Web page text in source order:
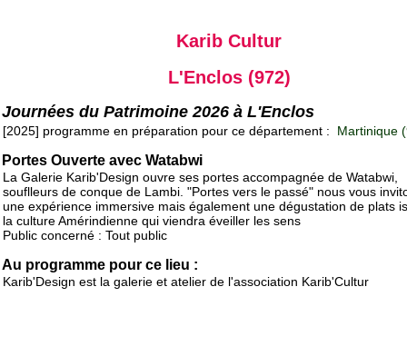
Karib Cultur
L'Enclos (972)
Journées du Patrimoine 2026 à L'Enclos
[2025] programme en préparation pour ce département : Martinique
Portes Ouverte avec Watabwi
La Galerie Karib'Design ouvre ses portes accompagnée de Watabwi,
souflleurs de conque de Lambi. "Portes vers le passé" nous vous
une expérience immersive mais également une dégustation de plats
la culture Amérindienne qui viendra éveiller les sens
Public concerné : Tout public
Au programme pour ce lieu :
Karib'Design est la galerie et atelier de l'association Karib'Cultur